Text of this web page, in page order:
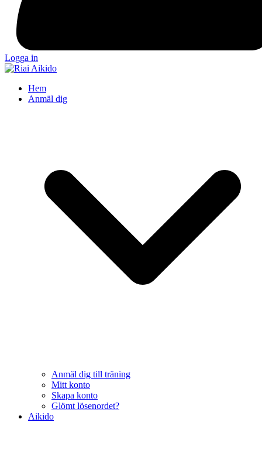
Logga in
Hem
Anmäl dig
Anmäl dig till träning
Mitt konto
Skapa konto
Glömt lösenordet?
Aikido